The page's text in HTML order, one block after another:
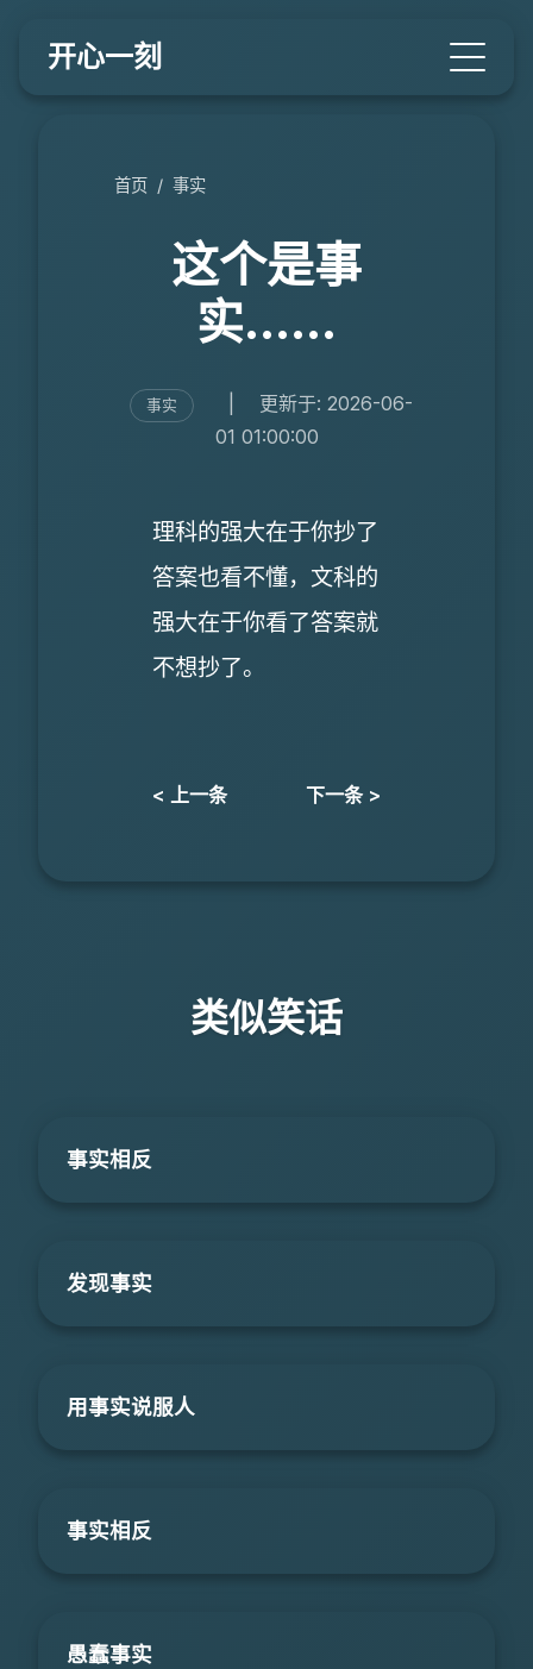
开心一刻
首页 / 事实
这个是事
实……
事实
更新于: 2026-06-
01 01:00:00
理科的强大在于你抄了
答案也看不懂，文科的
强大在于你看了答案就
不想抄了。
< 上一条 下一条 >
类似笑话
事实相反
发现事实
用事实说服人
事实相反
愚蠢事实